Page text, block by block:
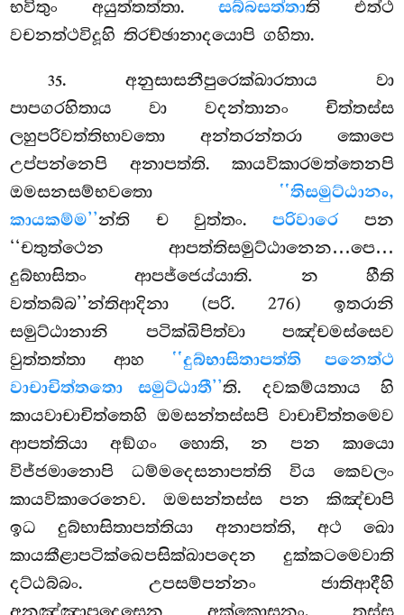
භවිතුං අයුත්තත්තා.සබ්බසත්තාති එත්ථ
වචනත්ථවිදූහි තිරච්ඡානාදයොපි ගහිතා.
35. අනුසාසනීපුරෙක්ඛාරතාය වා
පාපගරහිතාය වා වදන්තානං චිත්තස්ස
ලහුපරිවත්තිභාවතො අන්තරන්තරා කොපෙ
උප්පන්නෙපි අනාපත්ති. කායවිකාරමත්තෙනපි
ඔමසනසම්භවතො ‘‘තිසමුට්ඨානං,
කායකම්ම’’න්ති ච වුත්තං.පරිවාරෙපන
‘‘චතුත්ථෙන ආපත්තිසමුට්ඨානෙන…පෙ…
දුබ්භාසිතං ආපජ්ජෙය්යාති. න හීති
වත්තබ්බ’’න්තිආදිනා (පරි. 276) ඉතරානි
සමුට්ඨානානි පටික්ඛිපිත්වා පඤ්චමස්සෙව
වුත්තත්තා ආහ ‘‘දුබ්භාසිතාපත්ති පනෙත්ථ
වාචාචිත්තතො සමුට්ඨාතී’’ති. දවකම්යතාය හි
කායවාචාචිත්තෙහි ඔමසන්තස්සපි වාචාචිත්තමෙව
ආපත්තියා අඞ්ගං හොති, න පන කායො
විජ්ජමානොපි ධම්මදෙසනාපත්ති විය කෙවලං
කායවිකාරෙනෙව. ඔමසන්තස්ස පන කිඤ්චාපි
ඉධ දුබ්භාසිතාපත්තියා අනාපත්ති, අථ ඛො
කායකීළාපටික්ඛෙපසික්ඛාපදෙන දුක්කටමෙවාති
දට්ඨබ්බං. උපසම්පන්නං ජාතිආදීහි
අනඤ්ඤාපදෙසෙන අක්කොසනං, තස්ස